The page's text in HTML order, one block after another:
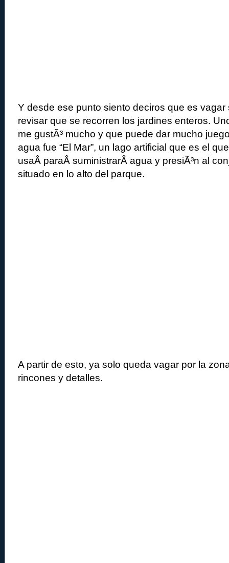
Y desde ese punto siento deciros que es vagar
revisar que se recorren los jardines enteros.
me gustÃ³ mucho y que puede dar mucho
agua fue “El Mar”, un lago artificial que es el
usaÂ paraÂ suministrarÂ agua y presiÃ³n al
situado en lo alto del parque.
A partir de esto, ya solo queda vagar por la
rincones y detalles.